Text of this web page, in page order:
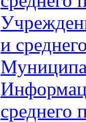
и
среднего